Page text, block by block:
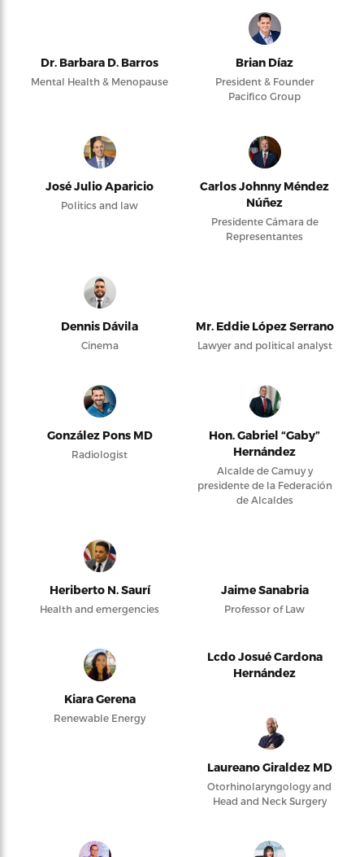
Dr. Barbara D. Barros
Mental Health & Menopause
Brian Díaz
President & Founder
Pacifico Group
José Julio Aparicio
Politics and law
Carlos Johnny Méndez
Núñez
Presidente Cámara de
Representantes
Dennis Dávila
Cinema
Mr. Eddie López Serrano
Lawyer and political analyst
González Pons MD
Radiologist
Hon. Gabriel “Gaby”
Hernández
Alcalde de Camuy y
presidente de la Federación
de Alcaldes
Heriberto N. Saurí
Health and emergencies
Jaime Sanabria
Professor of Law
Kiara Gerena
Renewable Energy
Lcdo Josué Cardona
Hernández
Laureano Giraldez MD
Otorhinolaryngology and
Head and Neck Surgery